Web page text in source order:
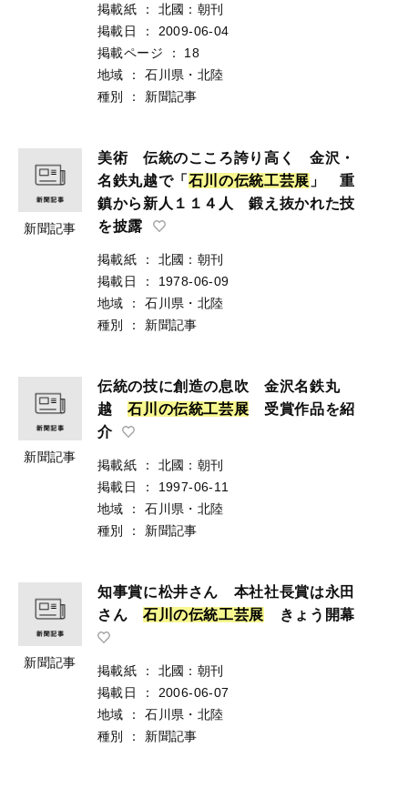
掲載紙 ：
北國：朝刊
掲載日
：
2009-06-04
掲載ページ
：
18
地域
：
石川県・北陸
種別
： 新聞記事
新聞記事
美術 伝統のこころ誇り高く 金沢・
名鉄丸越で「 石川の伝統工芸展 」 重
鎮から新人１１４人 鍛え抜かれた技
を披露
掲載紙 ：
北國：朝刊
掲載日
：
1978-06-09
地域
：
石川県・北陸
種別
： 新聞記事
新聞記事
伝統の技に創造の息吹 金沢名鉄丸
越石 川 の伝統工芸展 受賞作品を紹
介
掲載紙 ：
北國：朝刊
掲載日
：
1997-06-11
地域
：
石川県・北陸
種別
： 新聞記事
新聞記事
知事賞に松井さん 本社社長賞は永田
さん 石 川の伝統工芸展 きょう開幕
掲載紙 ：
北國：朝刊
掲載日
：
2006-06-07
地域
：
石川県・北陸
種別
： 新聞記事